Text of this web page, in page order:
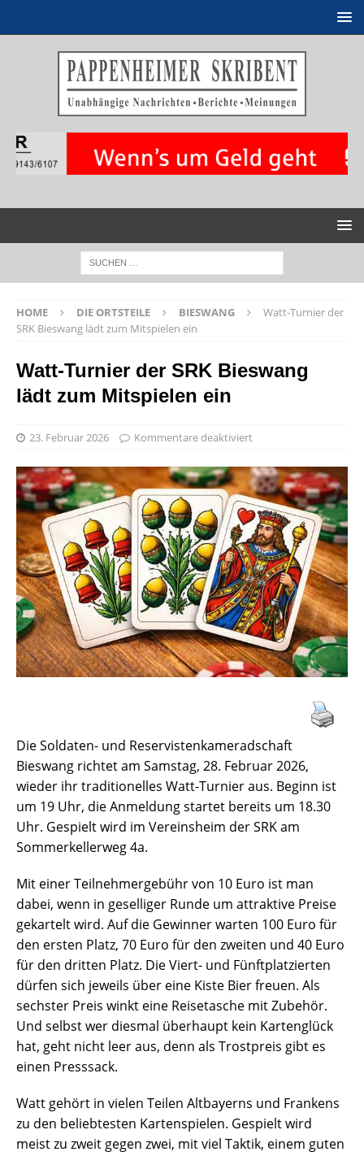
HOME DIE ORTSTEILE BIESWANG
Watt-Turnier der
SRK Bieswang lädt zum Mitspielen ein
Watt-Turnier der SRK Bieswang
lädt zum Mitspielen ein
23. Februar 2026 Kommentare deaktiviert
Die Soldaten- und Reservistenkameradschaft
Bieswang richtet am Samstag, 28. Februar 2026,
wieder ihr traditionelles Watt-Turnier aus. Beginn ist
um 19 Uhr, die Anmeldung startet bereits um 18.30
Uhr. Gespielt wird im Vereinsheim der SRK am
Sommerkellerweg 4a.
Mit einer Teilnehmergebühr von 10 Euro ist man
dabei, wenn in geselliger Runde um attraktive Preise
gekartelt wird. Auf die Gewinner warten 100 Euro für
den ersten Platz, 70 Euro für den zweiten und 40 Euro
für den dritten Platz. Die Viert- und Fünftplatzierten
dürfen sich jeweils über eine Kiste Bier freuen. Als
sechster Preis winkt eine Reisetasche mit Zubehör.
Und selbst wer diesmal überhaupt kein Kartenglück
hat, geht nicht leer aus, denn als Trostpreis gibt es
einen Presssack.
Watt gehört in vielen Teilen Altbayerns und Frankens
zu den beliebtesten Kartenspielen. Gespielt wird
meist zu zweit gegen zwei, mit viel Taktik, einem guten